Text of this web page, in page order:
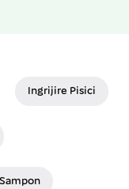
Ingrijire Pisici